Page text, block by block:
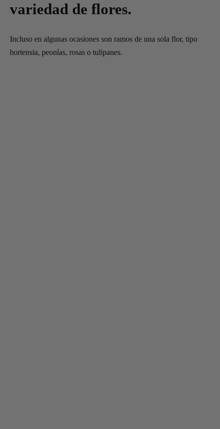
variedad de flores.
Incluso en algunas ocasiones son ramos de una sola flor, tipo
hortensia, peonías, rosas o tulipanes.